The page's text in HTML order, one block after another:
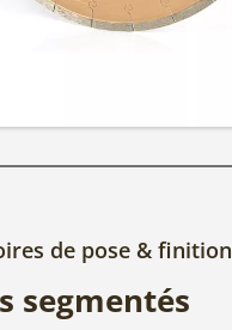
de pose & finition
segmentés